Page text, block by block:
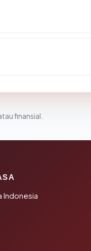
finansial.
Indonesia